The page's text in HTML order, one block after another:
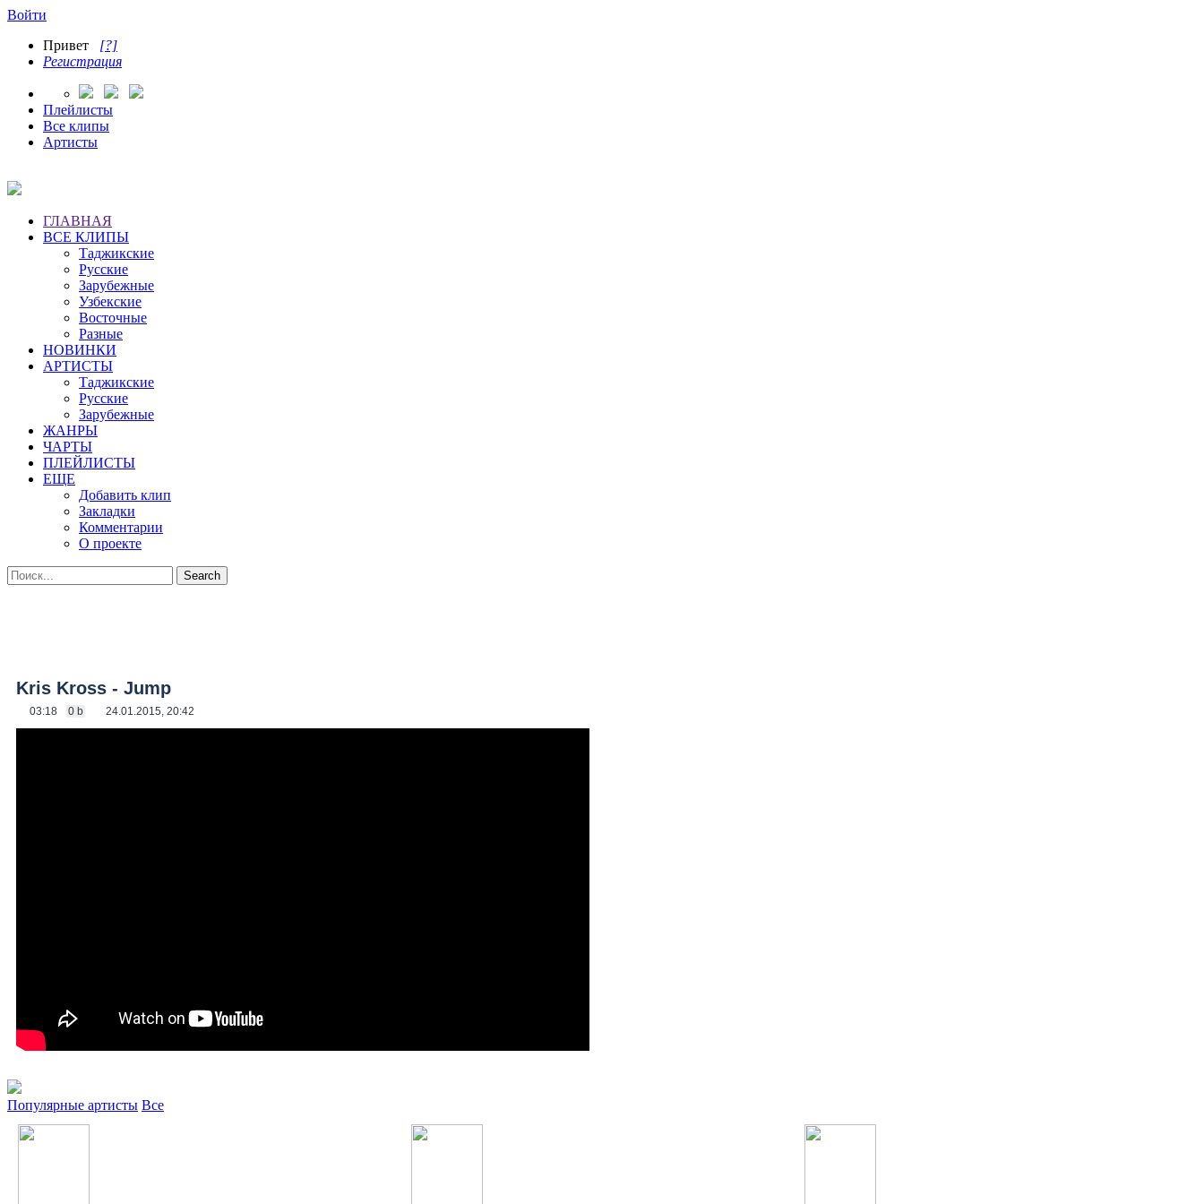
Войти
Привет [?]
Регистрация
Плейлисты
Все клипы
Артисты
ГЛАВНАЯ
ВСЕ КЛИПЫ
Таджикские
Русские
Зарубежные
Узбекские
Восточные
Разные
НОВИНКИ
АРТИСТЫ
Таджикские
Русские
Зарубежные
ЖАНРЫ
ЧАРТЫ
ПЛЕЙЛИСТЫ
ЕЩЕ
Добавить клип
Закладки
Комментарии
О проекте
Kris Kross - Jump
03:18 0 b 24.01.2015, 20:42
Популярные артисты Все